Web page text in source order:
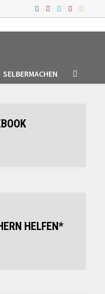
SELBERMACHEN
HELFEN*